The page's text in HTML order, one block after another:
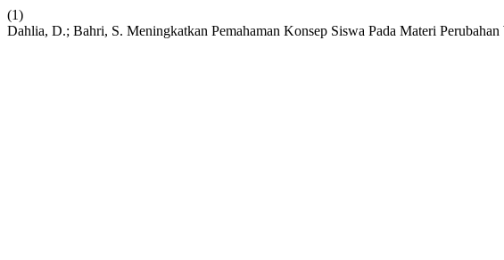
(1)
Dahlia, D.; Bahri, S. Meningkatkan Pemahaman Konsep Siswa Pada Materi